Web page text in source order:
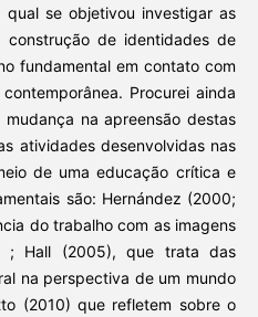
qual se objetivou investigar as
de identidades de
fundamental em contato com
Procurei ainda
na apreensão destas
atividades desenvolvidas nas
de uma educação crítica e
são: Hernández (2000;
do trabalho com as imagens
; Hall (2005), que trata das
na perspectiva de um mundo
(2010) que refletem sobre o